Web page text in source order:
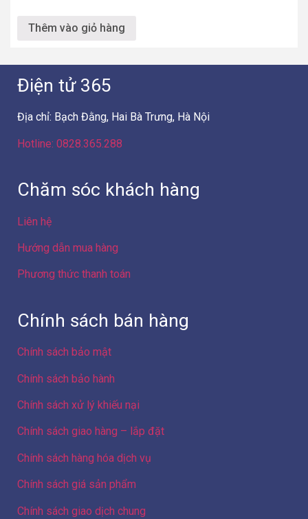
Thêm vào giỏ hàng
Điện tử 365
Địa chỉ: Bạch Đằng, Hai Bà Trưng, Hà Nội
Hotline: 0828.365.288
Chăm sóc khách hàng
Liên hệ
Hướng dẫn mua hàng
Phương thức thanh toán
Chính sách bán hàng
Chính sách bảo mật
Chính sách bảo hành
Chính sách xử lý khiếu nại
Chính sách giao hàng – lắp đặt
Chính sách hàng hóa dịch vụ
Chính sách giá sản phẩm
Chính sách giao dịch chung